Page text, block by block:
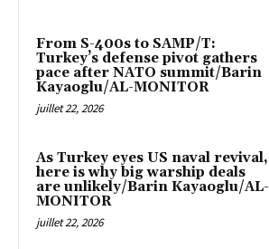
From S-400s to SAMP/T:
Turkey’s defense pivot gathers
pace after NATO summit/Barin
Kayaoglu/AL-MONITOR
juillet 22, 2026
As Turkey eyes US naval revival,
here is why big warship deals
are unlikely/Barin Kayaoglu/AL-
MONITOR
juillet 22, 2026